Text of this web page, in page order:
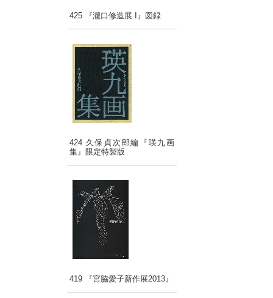
425 『瀧口修造展 I』図録
424 久保貞次郎編『瑛九画
集』限定特製版
419 『宮脇愛子新作展2013』